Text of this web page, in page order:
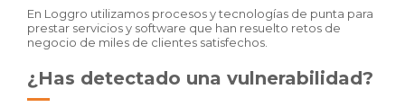
En Loggro utilizamos procesos y tecnologías de punta para
prestar servicios y software que han resuelto retos de
negocio de miles de clientes satisfechos.
¿Has detectado una vulnerabilidad?